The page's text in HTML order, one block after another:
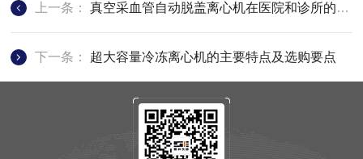
上一条：真空采血管自动脱盖离心机在医院和诊所的实验室中的应用
下一条： 超大容量冷冻离心机的主要特点及选购要点